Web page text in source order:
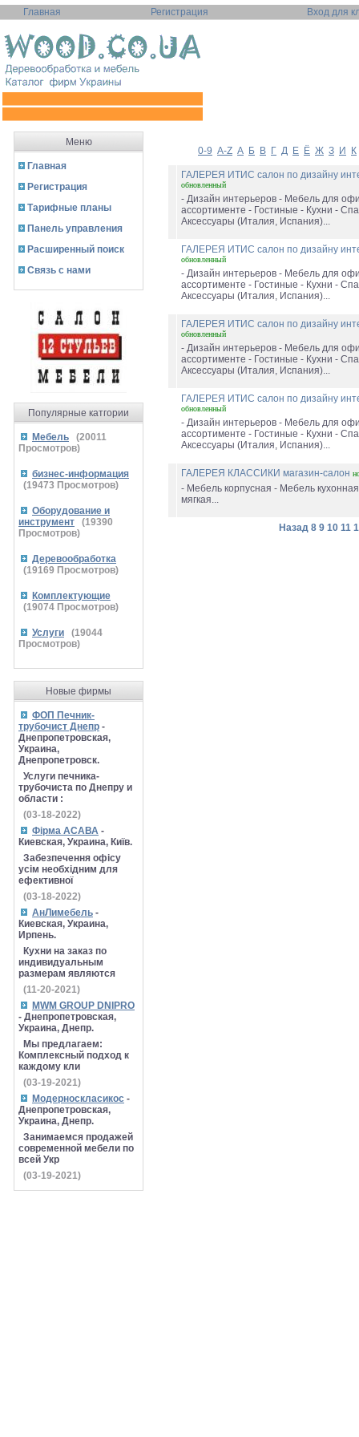
Главная Регистрация Вход для
Меню
Главная
Регистрация
Тарифные планы
Панель управления
Расширенный поиск
Связь с нами
Популярные катгории
Мебель (20011
Просмотров)
бизнес-информация
(19473 Просмотров)
Оборудование и
инструмент
(19390
Просмотров)
Деревообработка
(19169 Просмотров)
Комплектующие
(19074 Просмотров)
Услуги (19044
Просмотров)
Новые фирмы
ФОП Печник-
трубочист Днепр -
Днепропетровская,
Украина,
Днепропетровск.
Услуги печника-
трубочиста по Днепру и
области :
(03-18-2022)
Фірма АСАВА -
Киевская, Украина, Київ.
Забезпечення офісу
усім необхідним для
ефективної
(03-18-2022)
АнЛимебель -
Киевская, Украина,
Ирпень.
Кухни на заказ по
индивидуальным
размерам являются
(11-20-2021)
MWM GROUP DNIPRO
- Днепропетровская,
Украина, Днепр.
Мы предлагаем:
Комплексный подход к
каждому кли
(03-19-2021)
Модерноскласикос -
Днепропетровская,
Украина, Днепр.
Занимаемся продажей
современной мебели по
всей Укр
(03-19-2021)
0-9 A-Z А Б В Г Д Е Ё Ж З И К
ГАЛЕРЕЯ ИТИС салон по дизайну
обновленный
- Дизайн интерьеров - Мебель для
ассортименте - Гостиные - Кухни -
Аксессуары (Италия, Испания)...
ГАЛЕРЕЯ ИТИС салон по дизайну
обновленный
- Дизайн интерьеров - Мебель для
ассортименте - Гостиные - Кухни -
Аксессуары (Италия, Испания)...
ГАЛЕРЕЯ ИТИС салон по дизайну
обновленный
- Дизайн интерьеров - Мебель для
ассортименте - Гостиные - Кухни -
Аксессуары (Италия, Испания)...
ГАЛЕРЕЯ ИТИС салон по дизайну
обновленный
- Дизайн интерьеров - Мебель для
ассортименте - Гостиные - Кухни -
Аксессуары (Италия, Испания)...
ГАЛЕРЕЯ КЛАССИКИ магазин-салон
- Мебель корпусная - Мебель
мягкая...
Назад 8 9 10 11